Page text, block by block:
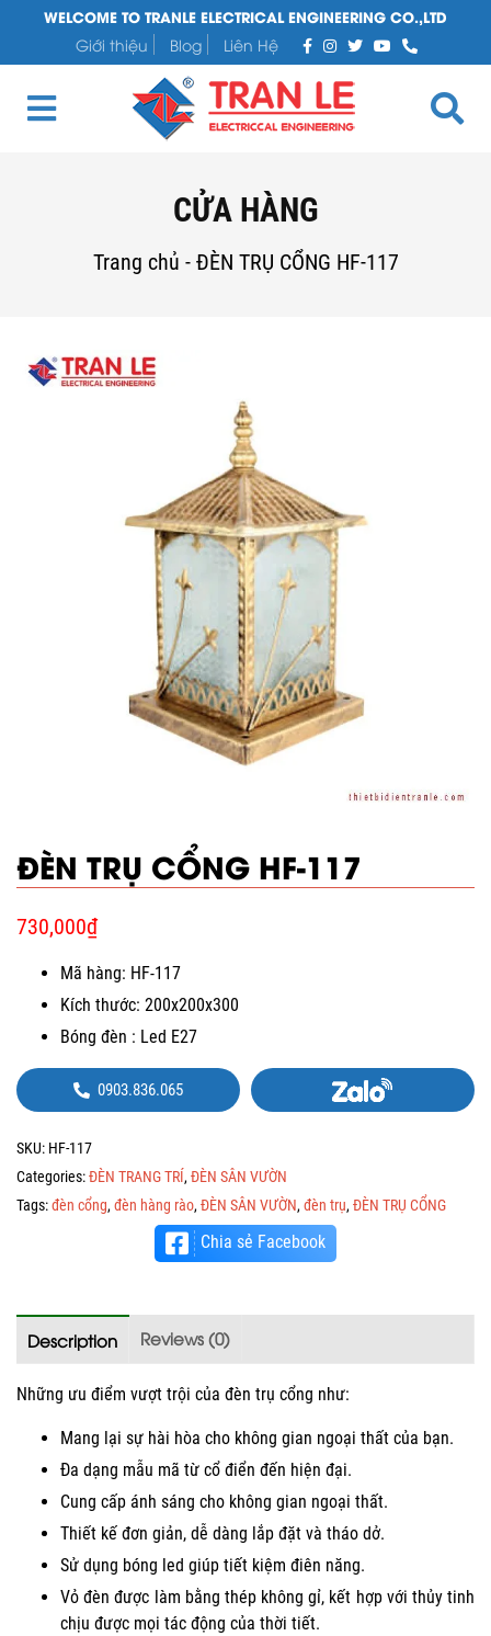
WELCOME TO TRANLE ELECTRICAL ENGINEERING CO.,LTD
Giới thiệu
Blog Liên Hệ
CỬA HÀNG
Trang chủ - ĐÈN TRỤ CỔNG HF-117
ĐÈN TRỤ CỔNG HF-117
730,000₫
Mã hàng: HF-117
Kích thước: 200x200x300
Bóng đèn : Led E27
0903.836.065
SKU: HF-117
Categories:ĐÈN TRANG TRÍ, ĐÈN SÂN VƯỜN
Tags:đèn cổng, đèn hàng rào, ĐÈN SÂN VƯỜN, đèn trụ, ĐÈN TRỤ CỔNG
Chia sẻ Facebook
Description Reviews (0)
Những ưu điểm vượt trội của đèn trụ cổng như:
Mang lại sự hài hòa cho không gian ngoại thất của bạn.
Đa dạng mẫu mã từ cổ điển đến hiện đại.
Cung cấp ánh sáng cho không gian ngoại thất.
Thiết kế đơn giản, dễ dàng lắp đặt và tháo dở.
Sử dụng bóng led giúp tiết kiệm điên năng.
Vỏ đèn được làm bằng thép không gỉ, kết hợp với thủy tinh
chịu được mọi tác động của thời tiết.